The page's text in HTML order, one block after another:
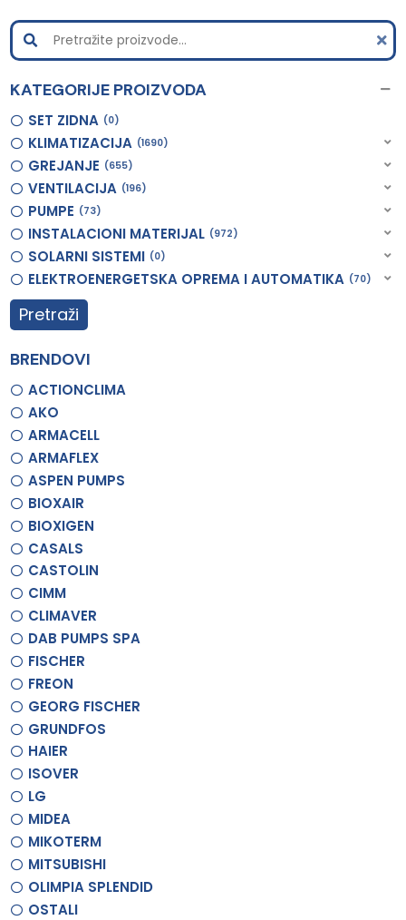
KATEGORIJE PROIZVODA
SET ZIDNA 0
KLIMATIZACIJA 1690
GREJANJE 655
VENTILACIJA 196
PUMPE 73
INSTALACIONI MATERIJAL 972
SOLARNI SISTEMI 0
ELEKTROENERGETSKA OPREMA I AUTOMATIKA 70
Pretraži
BRENDOVI
ACTIONCLIMA
AKO
ARMACELL
ARMAFLEX
ASPEN PUMPS
BIOXAIR
BIOXIGEN
CASALS
CASTOLIN
CIMM
CLIMAVER
DAB PUMPS SPA
FISCHER
FREON
GEORG FISCHER
GRUNDFOS
HAIER
ISOVER
LG
MIDEA
MIKOTERM
MITSUBISHI
OLIMPIA SPLENDID
OSTALI